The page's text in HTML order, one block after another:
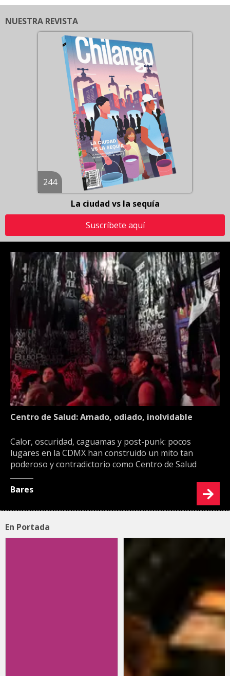
NUESTRA REVISTA
244
La ciudad vs la sequía
Suscríbete aquí
Centro de Salud: Amado, odiado, inolvidable
Calor, oscuridad, caguamas y post-punk: pocos
lugares en la CDMX han construido un mito tan
poderoso y contradictorio como Centro de Salud
Bares
En Portada